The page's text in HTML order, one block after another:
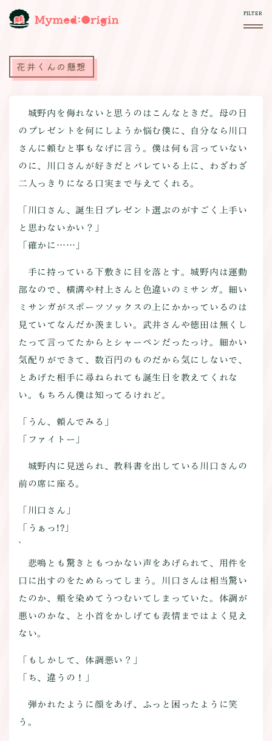
花井くんの懸想
城野内を侮れないと思うのはこんなときだ。母の日
のプレゼントを何にしようか悩む僕に、自分なら川口
さんに頼むと事もなげに言う。僕は何も言っていない
のに、川口さんが好きだとバレている上に、わざわざ
二人っきりになる口実まで与えてくれる。
「川口さん、誕生日プレゼント選ぶのがすごく上手い
と思わないかい？」
「確かに……」
手に持っている下敷きに目を落とす。城野内は運動
部なので、横溝や村上さんと色違いのミサンガ。細い
ミサンガがスポーツソックスの上にかかっているのは
見ていてなんだか羨ましい。武井さんや徳田は無くし
たって言ってたからとシャーペンだったっけ。細かい
気配りができて、数百円のものだから気にしないで、
とあげた相手に尋ねられても誕生日を教えてくれな
い。もちろん僕は知ってるけれど。
「うん、頼んでみる」
「ファイトー」
城野内に見送られ、教科書を出している川口さんの
前の席に座る。
「川口さん」
「うぁっ!?」
`
悲鳴とも驚きともつかない声をあげられて、用件を
口に出すのをためらってしまう。川口さんは相当驚い
たのか、頬を染めてうつむいてしまっていた。体調が
悪いのかな、と小首をかしげても表情まではよく見え
ない。
「もしかして、体調悪い？」
「ち、違うの！」
弾かれたように顔をあげ、ふっと困ったように笑
う。